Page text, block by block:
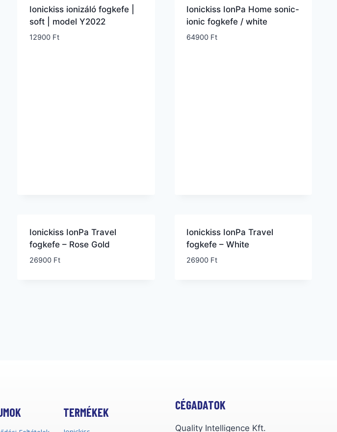
Ionickiss ionizáló fogkefe |
soft | model Y2022
12900 Ft
Ionickiss IonPa Home sonic-
ionic fogkefe / white
64900 Ft
Ionickiss IonPa Travel
fogkefe – Rose Gold
26900 Ft
Ionickiss IonPa Travel
fogkefe – White
26900 Ft
TERMÉKEK
CÉGADATOK
Quality Intelligence Kft.